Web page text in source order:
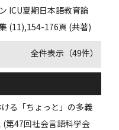
ン ICU夏期日本語教育論
(11),154-176頁 (共著)
全件表示（49件）
る「ちょっと」の多義
(第47回社会言語科学会